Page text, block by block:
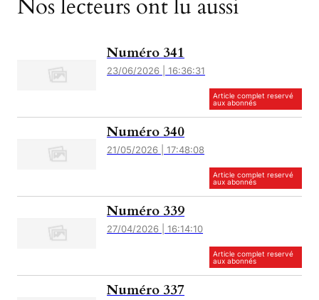
Nos lecteurs ont lu aussi
Numéro 341
23/06/2026 | 16:36:31
Article complet reservé
aux abonnés
Numéro 340
21/05/2026 | 17:48:08
Article complet reservé
aux abonnés
Numéro 339
27/04/2026 | 16:14:10
Article complet reservé
aux abonnés
Numéro 337